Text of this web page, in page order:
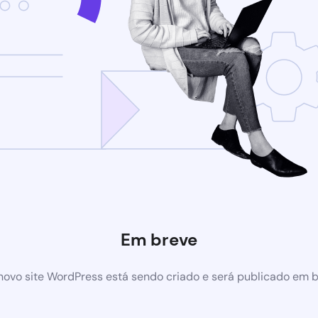
Em breve
site WordPress está sendo criado e será publicado em